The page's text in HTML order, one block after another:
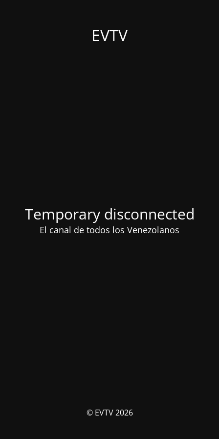
EVTV
Temporary disconnected
El canal de todos los Venezolanos
© EVTV 2026